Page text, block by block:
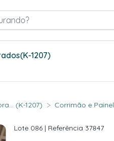
(K-1207)
(K-1207) > Corrimão e Painel
Lote 086| Referência 37847